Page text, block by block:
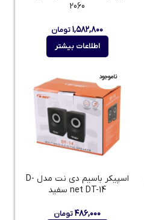
2060
۱,۵۸۲,۸۰۰تومان
اطلاعات بیشتر
ناموجود
اسپیکر باسیم دی نت مدل D-
net DT-14 سفید
۴۸۶,۰۰۰تومان